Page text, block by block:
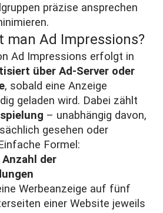
präzise ansprechen
man Ad Impressions?
Ad Impressions erfolgt in
über Ad-Server oder
, sobald eine Anzeige
geladen wird. Dabei zählt
– unabhängig davon,
gesehen oder
Formel:
der
Werbeanzeige auf fünf
einer Website jeweils